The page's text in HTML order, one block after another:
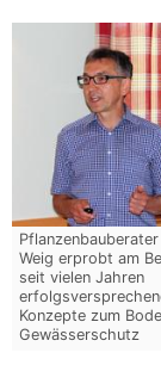
Weig erprobt am
seit vielen Jahren
Konzepte zum
Gewässerschutz